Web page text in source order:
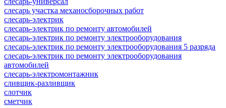
слесарь участка механосборочных работ
слесарь-электрик
слесарь-электрик по ремонту автомобилей
слесарь-электрик по ремонту электрооборудования
слесарь-электрик по ремонту электрооборудования 5 разряда
слесарь-электрик по ремонту электрооборудования
автомобилей
слесарь-электромонтажник
сливщик-разливщик
слотчик
сметчик